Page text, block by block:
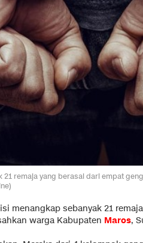
remaja yang berasal dari empat
menangkap sebanyak 21
warga Kabupaten Maros,